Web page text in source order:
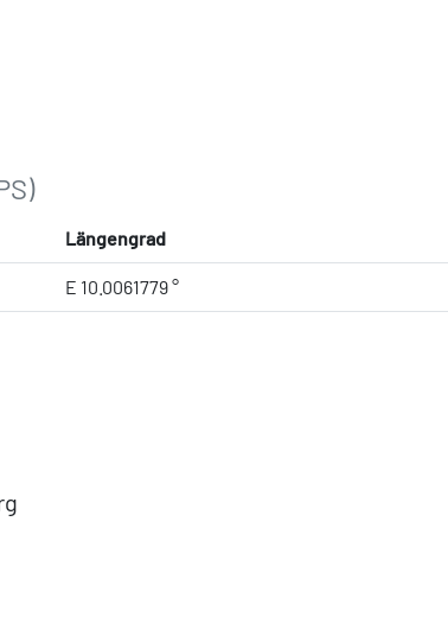
Längengrad
E 10.0061779 °